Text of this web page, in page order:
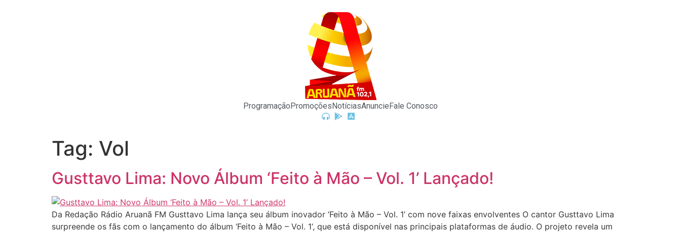
ProgramaçãoPromoçõesNotíciasAnuncieFale Conosco
Tag: Vol
Gusttavo Lima: Novo Álbum ‘Feito à Mão – Vol. 1’ Lançado!
Da Redação Rádio Aruanã FM Gusttavo Lima lança seu álbum inovador ‘Feito à Mão – Vol. 1’ com nove faixas envolventes O cantor Gusttavo Lima
surpreende os fãs com o lançamento do álbum ‘Feito à Mão – Vol. 1‘, que está disponível nas principais plataformas de áudio. O projeto revela um